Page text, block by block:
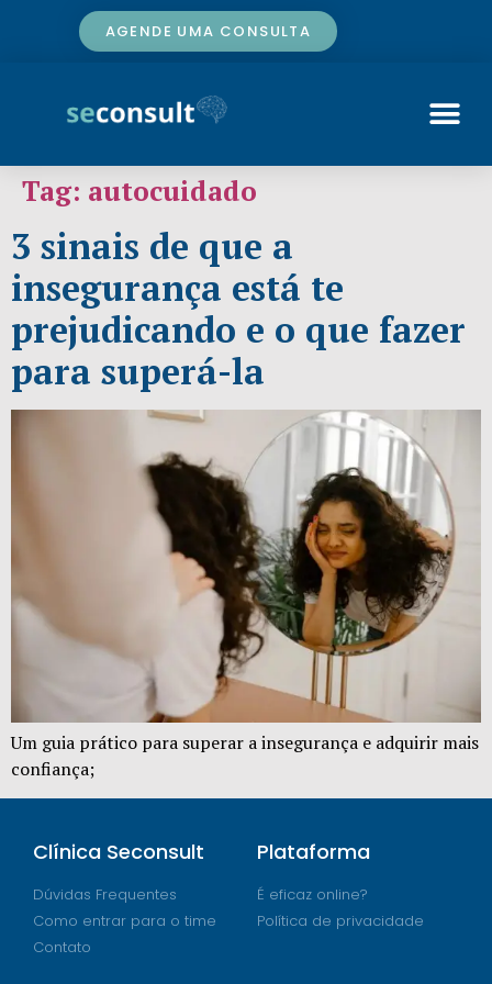
AGENDE UMA CONSULTA
Tag: autocuidado
3 sinais de que a
insegurança está te
prejudicando e o que fazer
para superá-la
Um guia prático para superar a insegurança e adquirir mais
confiança;
Clínica Seconsult
Dúvidas Frequentes
Como entrar para o time
Contato
Plataforma
É eficaz online?
Política de privacidade